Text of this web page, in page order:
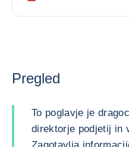
Pregled
To poglavje je
direktorje podjetij in